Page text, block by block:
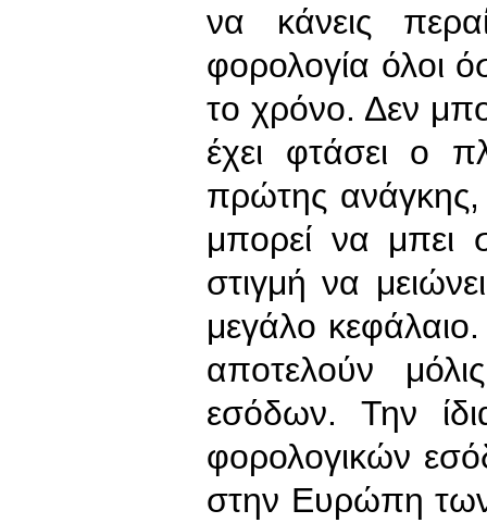
να κάνεις
φορολογία όλοι
το χρόνο. Δεν
έχει φτάσει ο
πρώτης
μπορεί να μπει
στιγμή να
μεγάλο
αποτελούν
εσόδων. Την
φορολογικών
στην Ευρώπη